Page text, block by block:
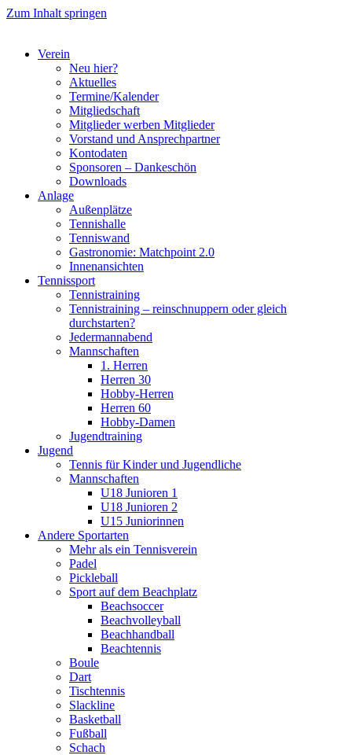
Zum Inhalt springen
Verein
Neu hier?
Aktuelles
Termine/Kalender
Mitgliedschaft
Mitglieder werben Mitglieder
Vorstand und Ansprechpartner
Kontodaten
Sponsoren – Dankeschön
Downloads
Anlage
Außenplätze
Tennishalle
Tenniswand
Gastronomie: Matchpoint 2.0
Innenansichten
Tennissport
Tennistraining
Tennistraining – reinschnuppern oder gleich
durchstarten?
Jedermannabend
Mannschaften
1. Herren
Herren 30
Hobby-Herren
Herren 60
Hobby-Damen
Jugendtraining
Jugend
Tennis für Kinder und Jugendliche
Mannschaften
U18 Junioren 1
U18 Junioren 2
U15 Juniorinnen
Andere Sportarten
Mehr als ein Tennisverein
Padel
Pickleball
Sport auf dem Beachplatz
Beachsoccer
Beachvolleyball
Beachhandball
Beachtennis
Boule
Dart
Tischtennis
Slackline
Basketball
Fußball
Schach